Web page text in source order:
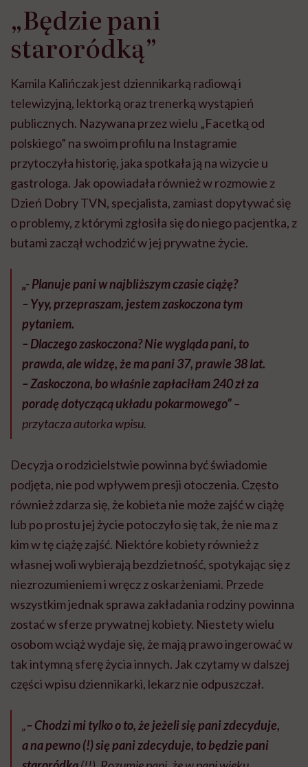
„Będzie pani
staroródką”
Kamila Kalińczak jest dziennikarką radiową i
telewizyjną, lektorką oraz trenerką wystąpień
publicznych. Nazywana przez wielu „Facetką od
polskiego” na swoim profilu na Instagramie
przytoczyła historię, jaka spotkała ją na wizycie u
gastrologa. Jak opowiadała również w rozmowie z
Dzień Dobry TVN, specjalista, zamiast dopytywać się
o problemy, z którymi zgłosiła się do niego pacjentka, z
butami zaczął wchodzić w jej prywatne życie.
„- Planuje pani w najbliższym czasie ciążę?
– Yyy, przepraszam, jestem zaskoczona tym
pytaniem.
– Dlaczego zaskoczona? Nie wygląda pani, to
prawda, ale widzę, że ma pani 37, prawie 38 lat.
– Zaskoczona, bo właśnie zapłaciłam 240 zł za
poradę dotyczącą układu pokarmowego”–
przytacza autorka wpisu.
Decyzja o rodzicielstwie powinna być świadomie
podjęta, nie pod wpływem presji otoczenia. Często
również zdarza się, że kobieta nie może zajść w ciążę
lub po prostu jej życie potoczyło się tak, że nie ma z
kim w tę ciążę zajść. Niektóre kobiety również z
własnej woli wybierają bezdzietność, spotykając się z
niezrozumieniem i wręcz z oskarżeniami. Przede
wszystkim jednak sprawa zakładania rodziny powinna
zostać w sferze prywatnej kobiety. Niestety wielu
osobom wciąż wydaje się, że mają prawo ingerować w
tak intymną sferę życia innych. Jak czytamy w dalszej
części wpisu dziennikarki, lekarz nie odpuszczał.
„– Chodzi mi tylko o to, że jeżeli się pani zdecyduje,
a na pewno (!) się pani zdecyduje, to będzie pani